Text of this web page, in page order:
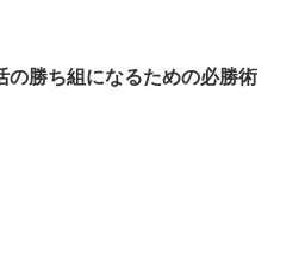
の勝ち組になるための必勝術